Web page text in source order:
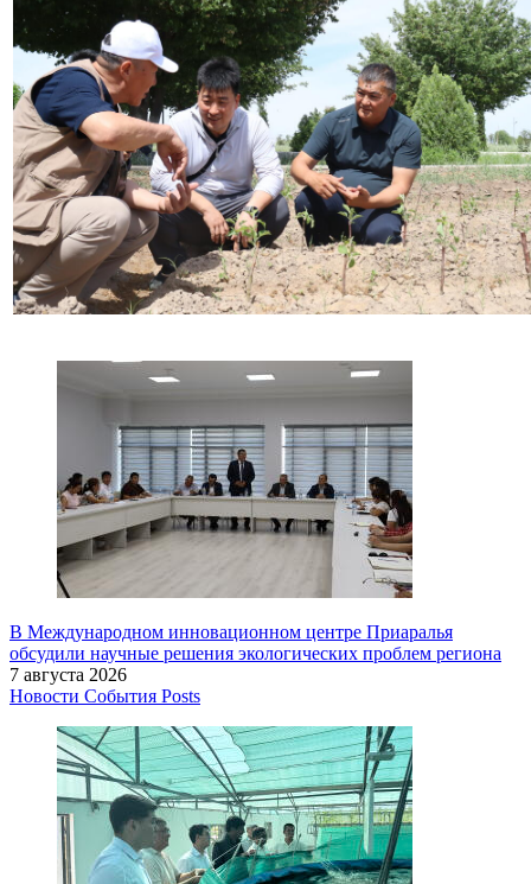
В Международном инновационном центре Приаралья
обсудили научные решения экологических проблем региона
7 августа 2026
Новости События Posts